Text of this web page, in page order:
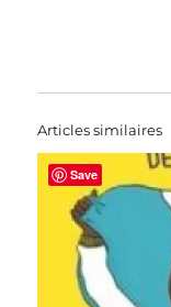
Articles similaires
Save